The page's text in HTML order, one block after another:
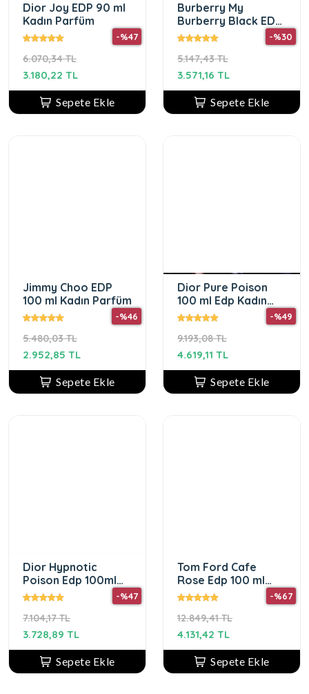
Dior Joy EDP 90 ml
Kadın Parfüm
6.070,34 TL
-%47
3.180,22 TL
Sepete Ekle
Burberry My
Burberry Black EDP
90 ml Kadın Parfüm
5.147,43 TL
-%30
3.571,16 TL
Sepete Ekle
Jimmy Choo EDP
100 ml Kadın Parfüm
5.480,03 TL
-%46
2.952,85 TL
Sepete Ekle
Dior Pure Poison
100 ml Edp Kadın
Parfümü
9.193,08 TL
-%49
4.619,11 TL
Sepete Ekle
Dior Hypnotic
Poison Edp 100ml
Kadın Parfüm
7.104,17 TL
-%47
3.728,89 TL
Sepete Ekle
Tom Ford Cafe
Rose Edp 100 ml
Kadın Parfüm
12.849,41 TL
-%67
4.131,42 TL
Sepete Ekle